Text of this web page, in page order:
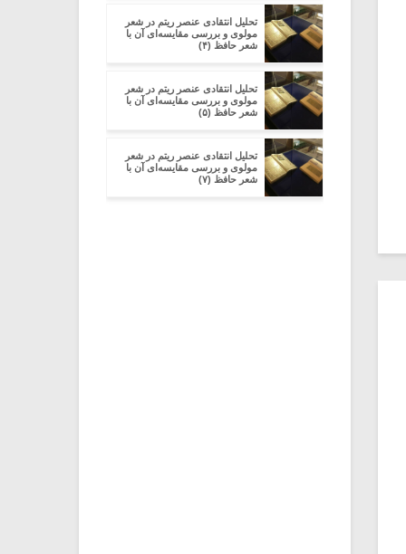
تحلیل انتقادی عنصر ریتم در شعر
مولوی و بررسی مقایسه‌ای آن با
شعر حافظ (۴)
تحلیل انتقادی عنصر ریتم در شعر
مولوی و بررسی مقایسه‌ای آن با
شعر حافظ (۵)
تحلیل انتقادی عنصر ریتم در شعر
مولوی و بررسی مقایسه‌ای آن با
شعر حافظ (۷)